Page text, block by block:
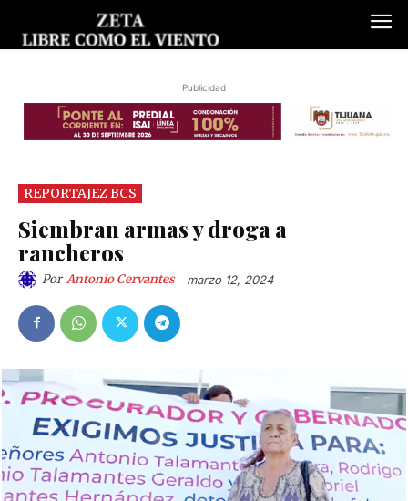
Publicidad
REPORTAJEZ BCS
Siembran armas y droga a
rancheros
Por Antonio Cervantes marzo 12, 2024